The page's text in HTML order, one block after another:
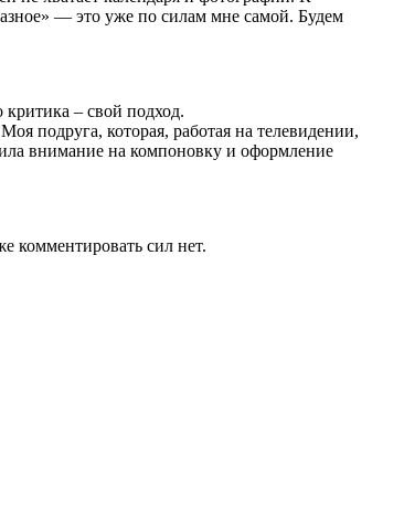
— это уже по силам мне самой. Будем
– свой подход.
подруга, которая, работая на телевидении,
внимание на компоновку и оформление
комментировать сил нет.